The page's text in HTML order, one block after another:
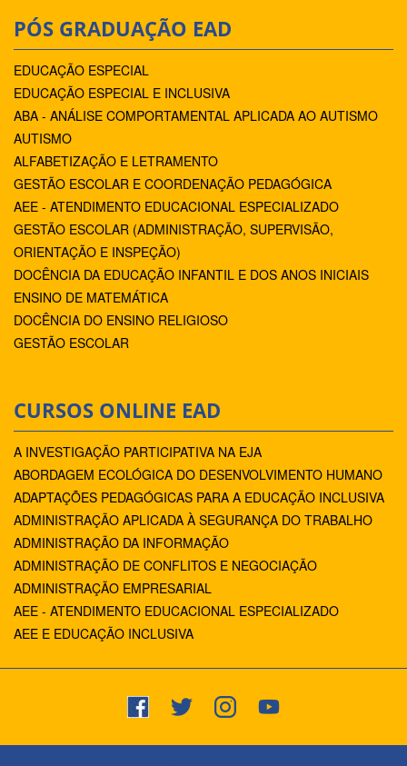
PÓS GRADUAÇÃO EAD
EDUCAÇÃO ESPECIAL
EDUCAÇÃO ESPECIAL E INCLUSIVA
ABA - ANÁLISE COMPORTAMENTAL APLICADA AO AUTISMO
AUTISMO
ALFABETIZAÇÃO E LETRAMENTO
GESTÃO ESCOLAR E COORDENAÇÃO PEDAGÓGICA
AEE - ATENDIMENTO EDUCACIONAL ESPECIALIZADO
GESTÃO ESCOLAR (ADMINISTRAÇÃO, SUPERVISÃO,
ORIENTAÇÃO E INSPEÇÃO)
DOCÊNCIA DA EDUCAÇÃO INFANTIL E DOS ANOS INICIAIS
ENSINO DE MATEMÁTICA
DOCÊNCIA DO ENSINO RELIGIOSO
GESTÃO ESCOLAR
CURSOS ONLINE EAD
A INVESTIGAÇÃO PARTICIPATIVA NA EJA
ABORDAGEM ECOLÓGICA DO DESENVOLVIMENTO HUMANO
ADAPTAÇÕES PEDAGÓGICAS PARA A EDUCAÇÃO INCLUSIVA
ADMINISTRAÇÃO APLICADA À SEGURANÇA DO TRABALHO
ADMINISTRAÇÃO DA INFORMAÇÃO
ADMINISTRAÇÃO DE CONFLITOS E NEGOCIAÇÃO
ADMINISTRAÇÃO EMPRESARIAL
AEE - ATENDIMENTO EDUCACIONAL ESPECIALIZADO
AEE E EDUCAÇÃO INCLUSIVA